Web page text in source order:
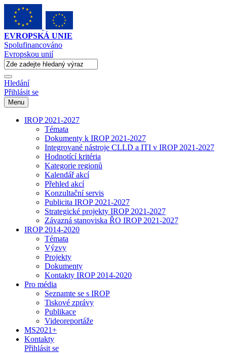
EVROPSKÁ UNIE
Spolufinancováno
Evropskou unií
Hledání
Přihlásit se
Menu
IROP 2021-2027
Témata
Dokumenty k IROP 2021-2027
Integrované nástroje CLLD a ITI v IROP 2021-2027
Hodnotící kritéria
Kategorie regionů
Kalendář akcí
Přehled akcí
Konzultační servis
Publicita IROP 2021-2027
Strategické projekty IROP 2021-2027
Závazná stanoviska ŘO IROP 2021-2027
IROP 2014-2020
Témata
Výzvy
Projekty
Dokumenty
Kontakty IROP 2014-2020
Pro média
Seznamte se s IROP
Tiskové zprávy
Publikace
Videoreportáže
MS2021+
Kontakty
Přihlásit se